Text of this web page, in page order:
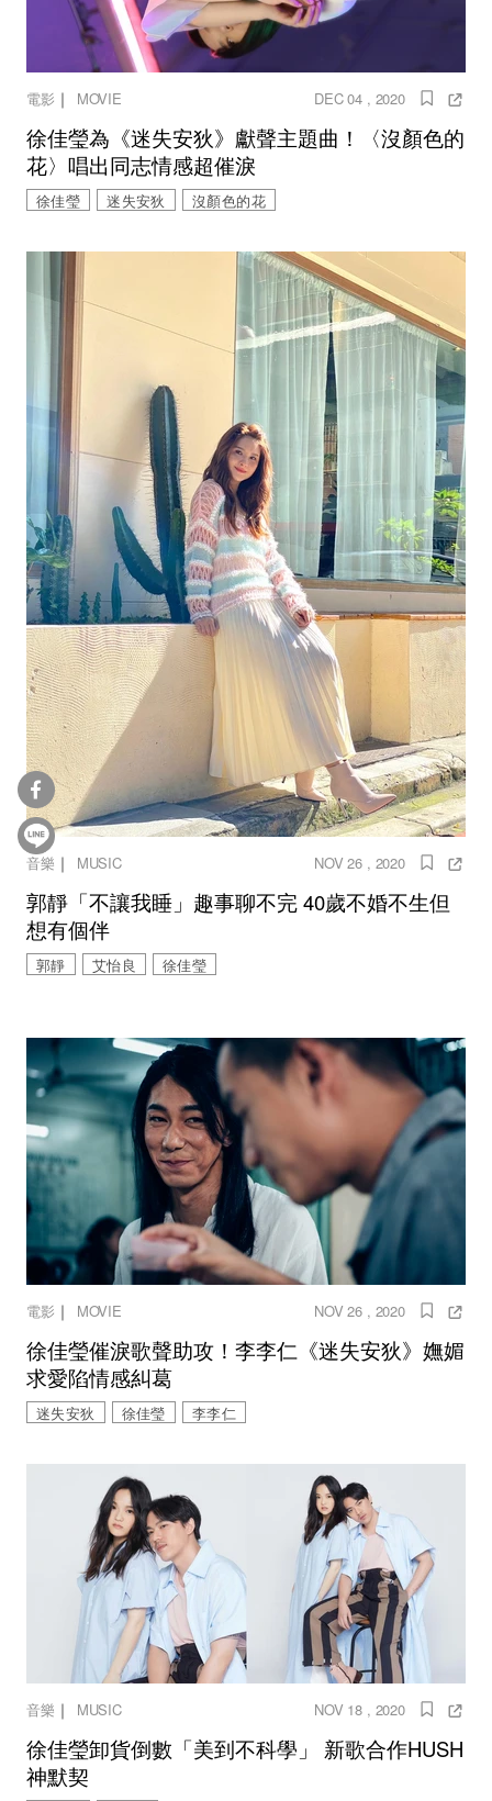
電影 ｜ MOVIE DEC 04 , 2020
徐佳瑩為《迷失安狄》獻聲主題曲！〈沒顏色的
花〉唱出同志情感超催淚
徐佳瑩 迷失安狄 沒顏色的花
音樂 ｜ MUSIC NOV 26 , 2020
郭靜「不讓我睡」趣事聊不完 40歲不婚不生但
想有個伴
郭靜 艾怡良 徐佳瑩
電影 ｜ MOVIE NOV 26 , 2020
徐佳瑩催淚歌聲助攻！李李仁《迷失安狄》嫵媚
求愛陷情感糾葛
迷失安狄 徐佳瑩 李李仁
音樂 ｜ MUSIC NOV 18 , 2020
徐佳瑩卸貨倒數「美到不科學」 新歌合作HUSH
神默契